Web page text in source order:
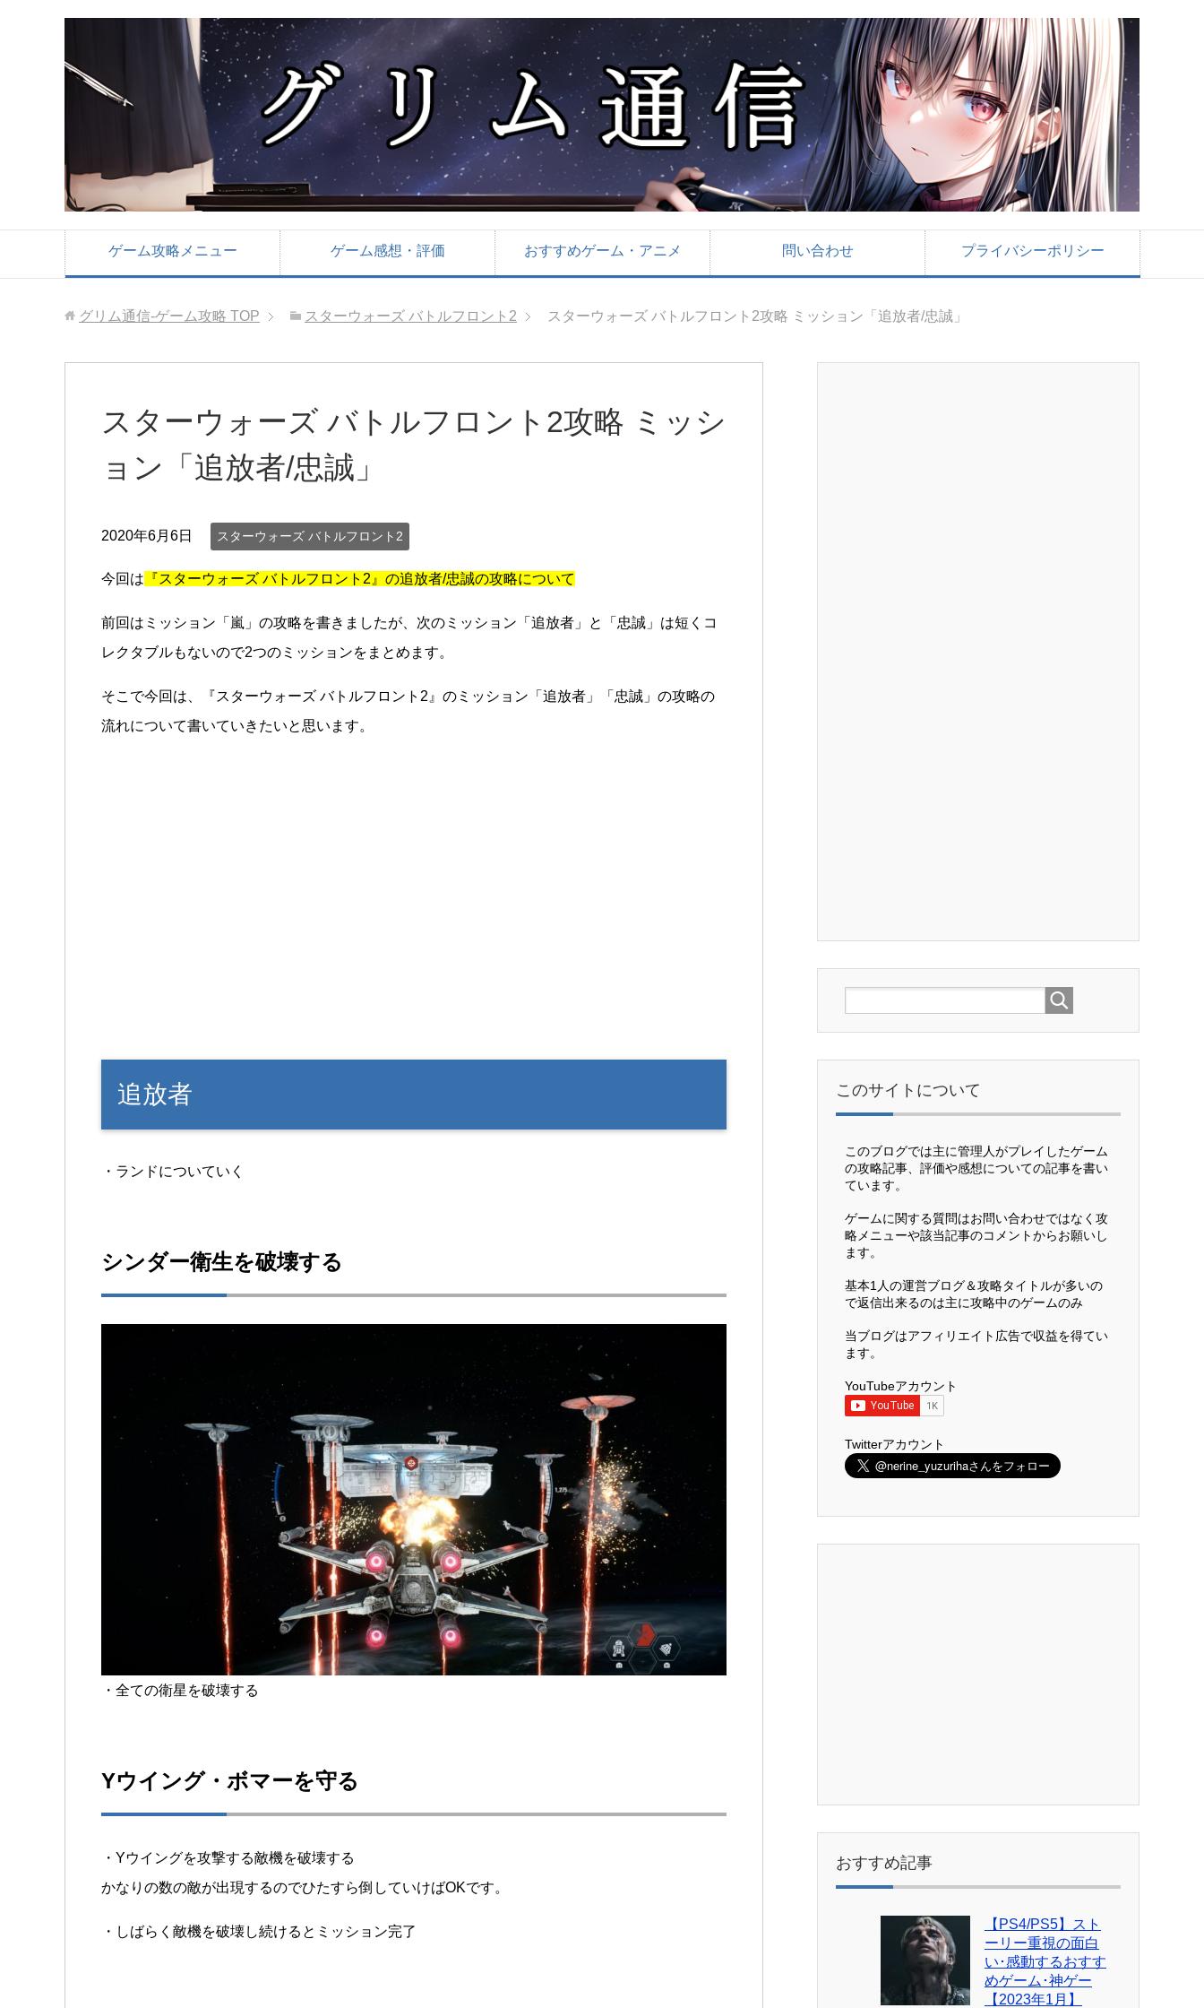
ゲーム攻略メニュー ゲーム感想・評価 おすすめゲーム・アニメ 問い合わせ プライバシーポリシー
グリム通信-ゲーム攻略 TOP スターウォーズ バトルフロント2 スターウォーズ バトルフロント2攻略 ミッション「追放者/忠誠」
スターウォーズ バトルフロント2攻略 ミッシ
ョン「追放者/忠誠」
2020年6月6日 スターウォーズ バトルフロント2
今回は 『スターウォーズ バトルフロント2』の追放者/忠誠の攻略について
前回はミッション「嵐」の攻略を書きましたが、次のミッション「追放者」と「忠誠」は短くコ
レクタブルもないので2つのミッションをまとめます。
そこで今回は、『スターウォーズ バトルフロント2』のミッション「追放者」「忠誠」の攻略の
流れについて書いていきたいと思います。
追放者
・ランドについていく
シンダー衛生を破壊する
・全ての衛星を破壊する
Yウイング・ボマーを守る
・Yウイングを攻撃する敵機を破壊する
かなりの数の敵が出現するのでひたすら倒していけばOKです。
・しばらく敵機を破壊し続けるとミッション完了
このサイトについて
このブログでは主に管理人がプレイしたゲーム
の攻略記事、評価や感想についての記事を書い
ています。
ゲームに関する質問はお問い合わせではなく攻
略メニューや該当記事のコメントからお願いし
ます。
基本1人の運営ブログ＆攻略タイトルが多いの
で返信出来るのは主に攻略中のゲームのみ
当ブログはアフィリエイト広告で収益を得てい
ます。
YouTubeアカウント
Twitterアカウント
おすすめ記事
【PS4/PS5】スト
ーリー重視の面白
い･感動するおすす
めゲーム･神ゲー
【2023年1月】